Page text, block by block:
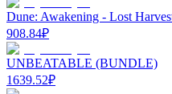
Dune: Awakening - Lost
908.84₽
UNBEATABLE (BUNDLE)
1639.52₽